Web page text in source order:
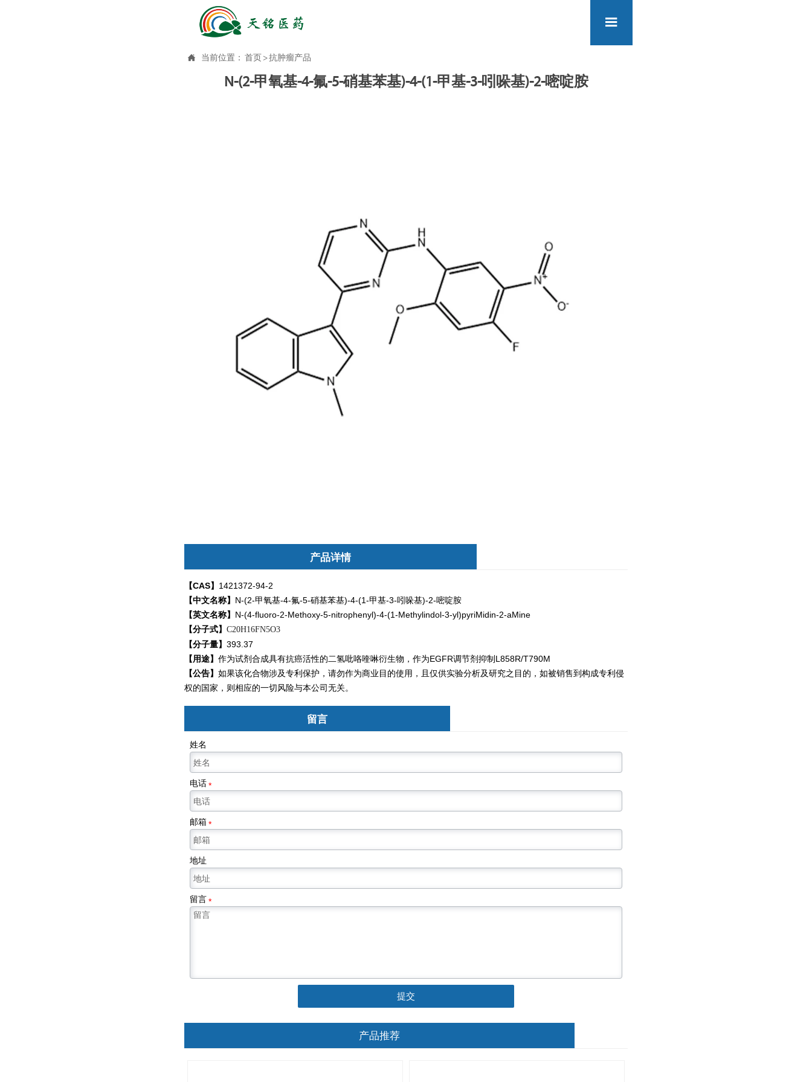

 当前位置： 首页 >抗肿瘤产品
N-(2-甲氧基-4-氟-5-硝基苯基)-4-(1-甲基-3-吲哚基)-2-嘧啶胺
产品详情
【CAS】 1421372-94-2
【中文名称】 N-(2-甲氧基-4-氟-5-硝基苯基)-4-(1-甲基-3-吲哚基)-2-嘧啶胺
【英文名称】 N-(4-fluoro-2-Methoxy-5-nitrophenyl)-4-(1-Methylindol-3-yl)pyriMidin-2-aMine
【分子式】 C20H16FN5O3
【分子量】 393.37
【用途】 作为试剂合成具有抗癌活性的二氢吡咯喹啉衍生物，作为EGFR调节剂抑制L858R/T790M
【公告】 如果该化合物涉及专利保护，请勿作为商业目的使用，且仅供实验分析及研究之目的，如被销售到构成专利侵
权的国家，则相应的一切风险与本公司无关。
留言
姓名
电话*
邮箱*
地址
留言*
提交
产品推荐